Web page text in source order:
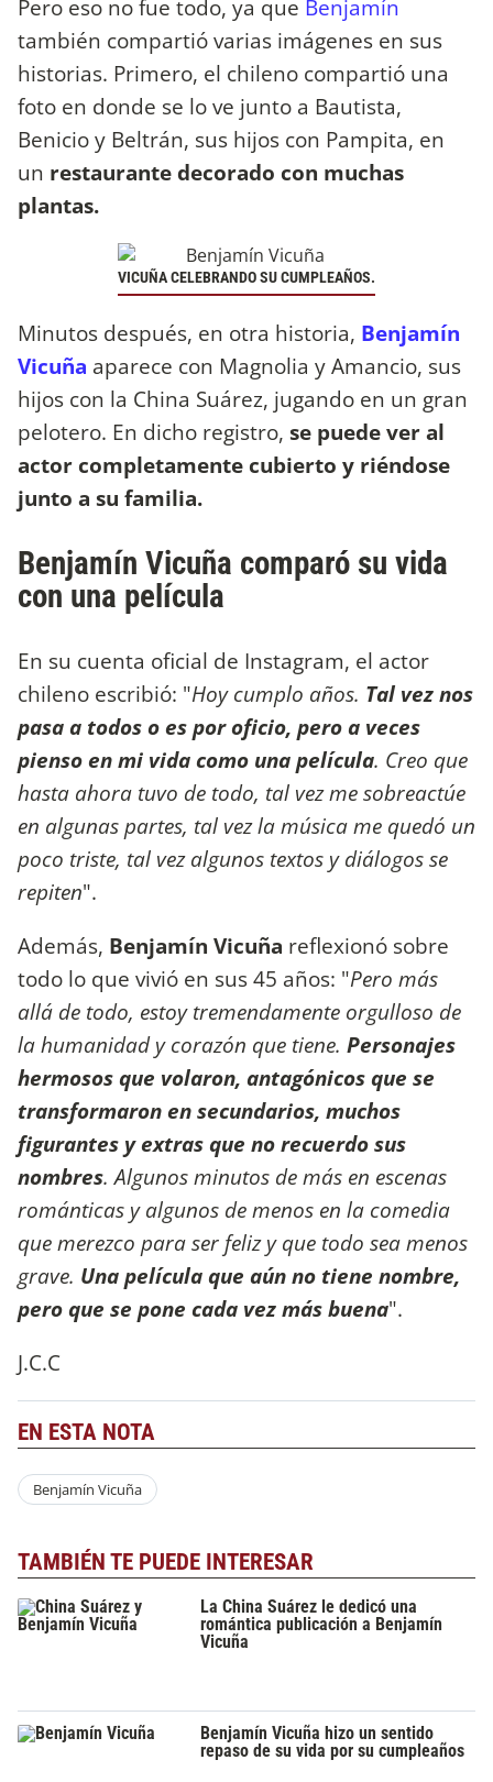
Pero eso no fue todo, ya que Benjamín
también compartió varias imágenes en sus
historias. Primero, el chileno compartió una
foto en donde se lo ve junto a Bautista,
Benicio y Beltrán, sus hijos con Pampita, en
un restaurante decorado con muchas
plantas.
VICUÑA CELEBRANDO SU CUMPLEAÑOS.
Minutos después, en otra historia, Benjamín
Vicuña aparece con Magnolia y Amancio, sus
hijos con la China Suárez, jugando en un gran
pelotero. En dicho registro, se puede ver al
actor completamente cubierto y riéndose
junto a su familia.
Benjamín Vicuña comparó su vida
con una película
En su cuenta oficial de Instagram, el actor
chileno escribió: "Hoy cumplo años. Tal vez nos
pasa a todos o es por oficio, pero a veces
pienso en mi vida como una película. Creo que
hasta ahora tuvo de todo, tal vez me sobreactúe
en algunas partes, tal vez la música me quedó un
poco triste, tal vez algunos textos y diálogos se
repiten".
Además, Benjamín Vicuña reflexionó sobre
todo lo que vivió en sus 45 años: "Pero más
allá de todo, estoy tremendamente orgulloso de
la humanidad y corazón que tiene. Personajes
hermosos que volaron, antagónicos que se
transformaron en secundarios, muchos
figurantes y extras que no recuerdo sus
nombres. Algunos minutos de más en escenas
románticas y algunos de menos en la comedia
que merezco para ser feliz y que todo sea menos
grave. Una película que aún no tiene nombre,
pero que se pone cada vez más buena".
J.C.C
EN ESTA NOTA
Benjamín Vicuña
TAMBIÉN TE PUEDE INTERESAR
La China Suárez le dedicó una
romántica publicación a Benjamín
Vicuña
Benjamín Vicuña hizo un sentido
repaso de su vida por su cumpleaños